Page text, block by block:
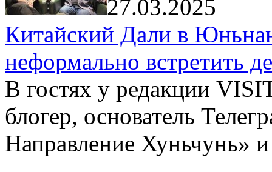
27.03.2025
Китайский Дали в
неформально встретить
В гостях у редакции
блогер, основатель
Направление Хуньчунь»